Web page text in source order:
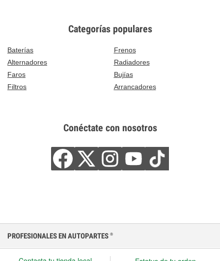
Categorías populares
Baterías
Frenos
Alternadores
Radiadores
Faros
Bujías
Filtros
Arrancadores
Conéctate con nosotros
PROFESIONALES EN AUTOPARTES ®